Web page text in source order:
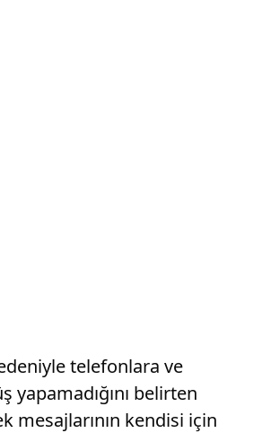
telefonlara ve
yapamadığını belirten
mesajlarının kendisi için